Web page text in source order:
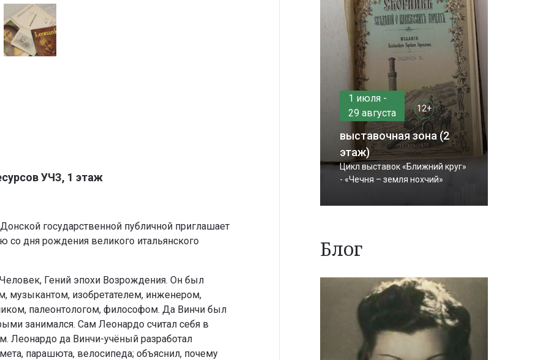
УЧЗ, 1 этаж
государственной публичной приглашает
со дня рождения великого итальянского
Гений эпохи Возрождения. Он был
музыкантом, изобретателем, инженером,
палеонтологом, философом. Да Винчи был
занимался. Сам Леонардо считал себя в
Леонардо да Винчи-учёный разработал
парашюта, велосипеда; объяснил, почему
1 июля -
29 августа
12+
выставочная зона (2
этаж)
Цикл выставок «Ближний круг»
- «Чечня – земля нохчий»
Блог